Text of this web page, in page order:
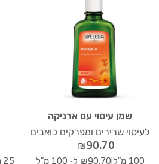
שמן עיסוי עם ארניקה
לעיסוי שרירים ומפרקים כואבים
₪90.70
100 מ"ל ₪90.70 ל- 100 מ"ל 25 מ"ל